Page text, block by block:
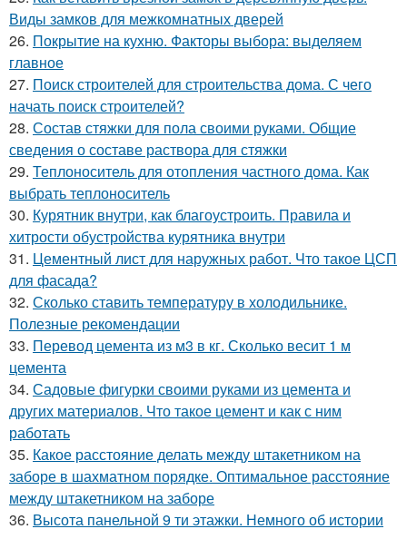
Виды замков для межкомнатных дверей
26. Покрытие на кухню. Факторы выбора: выделяем
главное
27. Поиск строителей для строительства дома. С чего
начать поиск строителей?
28. Состав стяжки для пола своими руками. Общие
сведения о составе раствора для стяжки
29. Теплоноситель для отопления частного дома. Как
выбрать теплоноситель
30. Курятник внутри, как благоустроить. Правила и
хитрости обустройства курятника внутри
31. Цементный лист для наружных работ. Что такое ЦСП
для фасада?
32. Сколько ставить температуру в холодильнике.
Полезные рекомендации
33. Перевод цемента из м3 в кг. Сколько весит 1 м
цемента
34. Садовые фигурки своими руками из цемента и
других материалов. Что такое цемент и как с ним
работать
35. Какое расстояние делать между штакетником на
заборе в шахматном порядке. Оптимальное расстояние
между штакетником на заборе
36. Высота панельной 9 ти этажки. Немного об истории